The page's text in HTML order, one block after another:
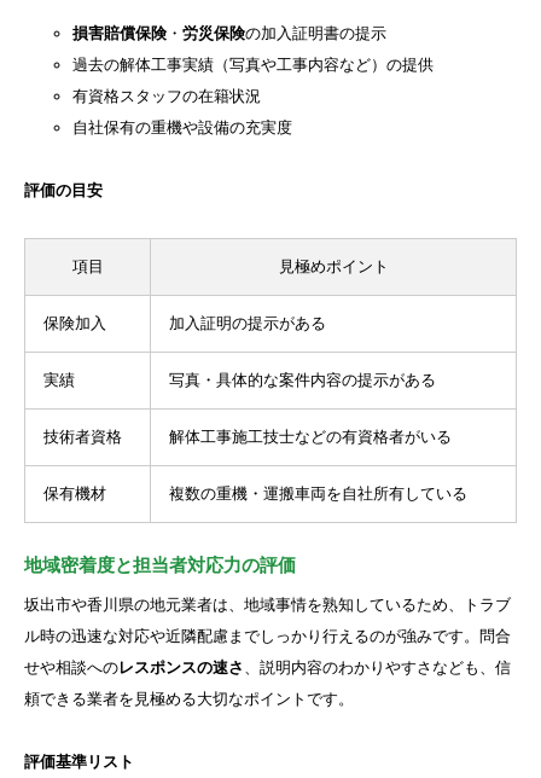
損害賠償保険 ・ 労災保険の加入証明書の提示
過去の解体工事実績（写真や工事内容など）の提供
有資格スタッフの在籍状況
自社保有の重機や設備の充実度
評価の目安
項目 見極めポイント
保険加入 加入証明の提示がある
実績 写真・具体的な案件内容の提示がある
技術者資格 解体工事施工技士などの有資格者がいる
保有機材 複数の重機・運搬車両を自社所有している
地域密着度と担当者対応力の評価
坂出市や香川県の地元業者は、地域事情を熟知しているため、トラブ
ル時の迅速な対応や近隣配慮までしっかり行えるのが強みです。問合
せや相談へのレスポンスの速さ 、説明内容のわかりやすさなども、信
頼できる業者を見極める大切なポイントです。
評価基準リスト